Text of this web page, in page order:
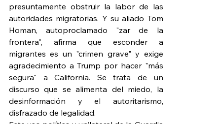
presuntamente obstruir la labor de las
autoridades migratorias. Y su aliado Tom
Homan, autoproclamado "zar de la
frontera", afirma que esconder a
migrantes es un "crimen grave" y exige
agradecimiento a Trump por hacer "más
segura" a California. Se trata de un
discurso que se alimenta del miedo, la
desinformación y el autoritarismo,
disfrazado de legalidad.